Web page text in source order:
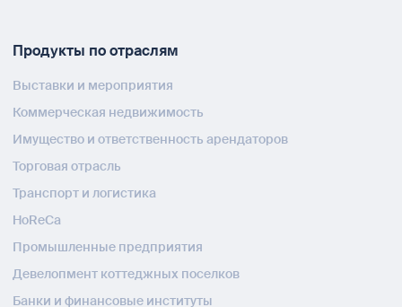
Продукты по отраслям
Выставки и мероприятия
Коммерческая недвижимость
Имущество и ответственность арендаторов
Торговая отрасль
Транспорт и логистика
HoReCa
Промышленные предприятия
Девелопмент коттеджных поселков
Банки и финансовые институты